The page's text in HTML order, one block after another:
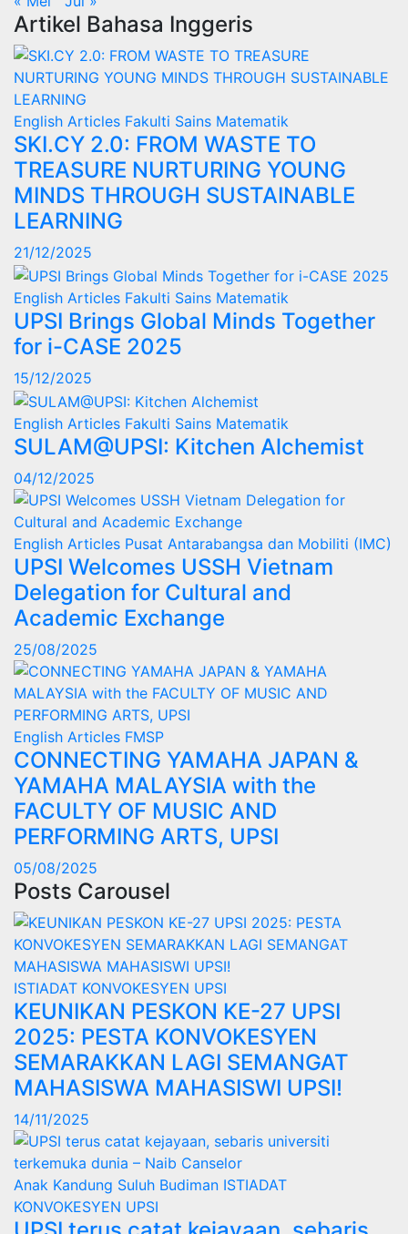
Artikel Bahasa Inggeris
English Articles Fakulti Sains Matematik
SKI.CY 2.0: FROM WASTE TO
TREASURE NURTURING YOUNG
MINDS THROUGH SUSTAINABLE
LEARNING
21/12/2025
English Articles Fakulti Sains Matematik
UPSI Brings Global Minds Together
for i-CASE 2025
15/12/2025
English Articles Fakulti Sains Matematik
SULAM@UPSI: Kitchen Alchemist
04/12/2025
English Articles Pusat Antarabangsa dan Mobiliti (IMC)
UPSI Welcomes USSH Vietnam
Delegation for Cultural and
Academic Exchange
25/08/2025
English Articles FMSP
CONNECTING YAMAHA JAPAN &
YAMAHA MALAYSIA with the
FACULTY OF MUSIC AND
PERFORMING ARTS, UPSI
05/08/2025
Posts Carousel
ISTIADAT KONVOKESYEN UPSI
KEUNIKAN PESKON KE-27 UPSI
2025: PESTA KONVOKESYEN
SEMARAKKAN LAGI SEMANGAT
MAHASISWA MAHASISWI UPSI!
14/11/2025
Anak Kandung Suluh Budiman ISTIADAT
KONVOKESYEN UPSI